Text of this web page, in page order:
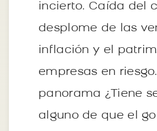
incierto. Caída del
desplome de las
inflación y el
empresas en
panorama ¿Tiene
alguno de que el